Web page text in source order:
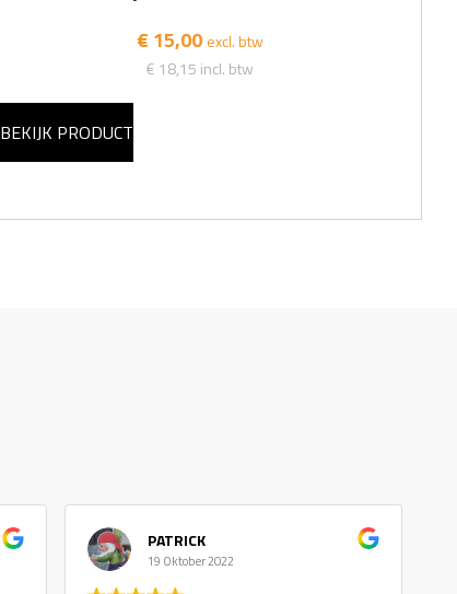
€ 15,00 excl. btw
€ 18,15 incl. btw
BEKIJK PRODUCT
PATRICK
19 Oktober 2022